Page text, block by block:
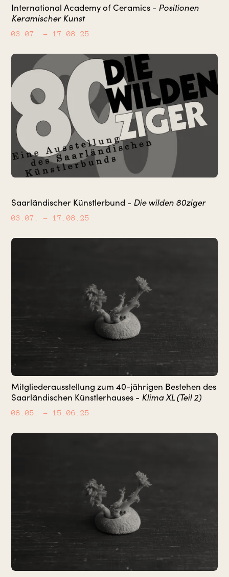
International Academy of Ceramics - Positionen
Keramischer Kunst
03.07. – 17.08.25
Saarländischer Künstlerbund - Die wilden 80ziger
03.07. – 17.08.25
Mitgliederausstellung zum 40-jährigen Bestehen des
Saarländischen Künstlerhauses - Klima XL (Teil 2)
08.05. – 15.06.25